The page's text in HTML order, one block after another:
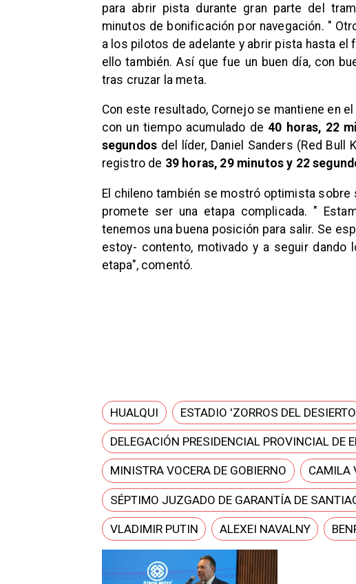
para abrir pista durante gran parte del
minutos de bonificación por navegación. "
a los pilotos de adelante y abrir pista hasta el
ello también. Así que fue un buen día, con
tras cruzar la meta.
Con este resultado, Cornejo se mantiene en el
con un tiempo acumulado de40 horas, 22
segundos del líder, Daniel Sanders (Red Bull
registro de 39 horas, 29 minutos y 22
El chileno también se mostró optimista sobre
promete ser una etapa complicada. "
tenemos una buena posición para salir. Se
estoy- contento, motivado y a seguir
etapa", comentó.
HUALQUI ESTADIO 'ZORROS DEL DESIERTO
DELEGACIÓN PRESIDENCIAL PROVINCIAL DE
MINISTRA VOCERA DE GOBIERNO CAMILA
SÉPTIMO JUZGADO DE GARANTÍA DE
VLADIMIR PUTIN ALEXEI NAVALNY